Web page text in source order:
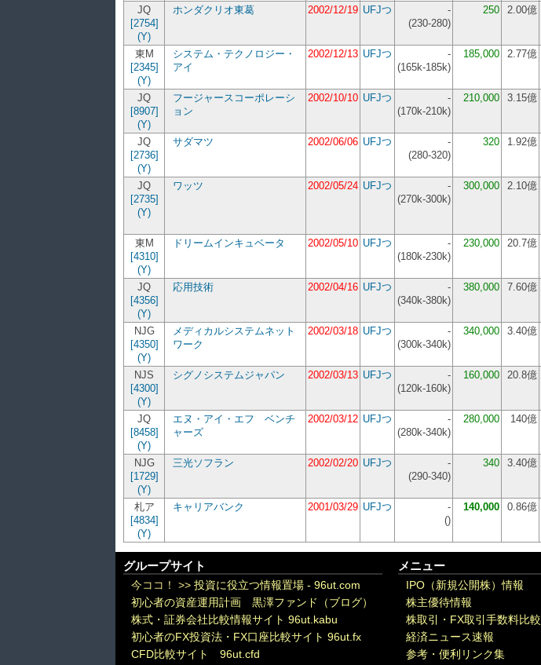
JQ
[2754]
(Y)
ホンダクリオ東葛 2002/12/19 UFJつ
-
(230-280)
250 2.00億
東M
[2345]
(Y)
システム・テクノロジー・
アイ
2002/12/13 UFJつ
-
(165k-185k)
185,000 2.77億
JQ
[8907]
(Y)
フージャースコーポレーシ
ョン
2002/10/10 UFJつ
-
(170k-210k)
210,000 3.15億
JQ
[2736]
(Y)
サダマツ 2002/06/06 UFJつ
-
(280-320)
320 1.92億
JQ
[2735]
(Y)
ワッツ 2002/05/24 UFJつ
-
(270k-300k)
300,000 2.10億
東M
[4310]
(Y)
ドリームインキュベータ 2002/05/10 UFJつ
-
(180k-230k)
230,000 20.7億
JQ
[4356]
(Y)
応用技術 2002/04/16 UFJつ
-
(340k-380k)
380,000 7.60億
NJG
[4350]
(Y)
メディカルシステムネット
ワーク
2002/03/18 UFJつ
-
(300k-340k)
340,000 3.40億
NJS
[4300]
(Y)
シグノシステムジャパン 2002/03/13 UFJつ
-
(120k-160k)
160,000 20.8億
JQ
[8458]
(Y)
エヌ・アイ・エフ ベンチ
ャーズ
2002/03/12 UFJつ
-
(280k-340k)
280,000 140億
NJG
[1729]
(Y)
三光ソフラン 2002/02/20 UFJつ
-
(290-340)
340 3.40億
札ア
[4834]
(Y)
キャリアバンク 2001/03/29 UFJつ
-
()
140,000 0.86億
グループサイト
今ココ！ >> 投資に役立つ情報置場 - 96ut.com
初心者の資産運用計画 黒澤ファンド（ブログ）
株式・証券会社比較情報サイト 96ut.kabu
初心者のFX投資法・FX口座比較サイト 96ut.fx
CFD比較サイト 96ut.cfd
メニュー
IPO（新規公開株）情報
株主優待情報
株取引・FX取引手数料比較
経済ニュース速報
参考・便利リンク集